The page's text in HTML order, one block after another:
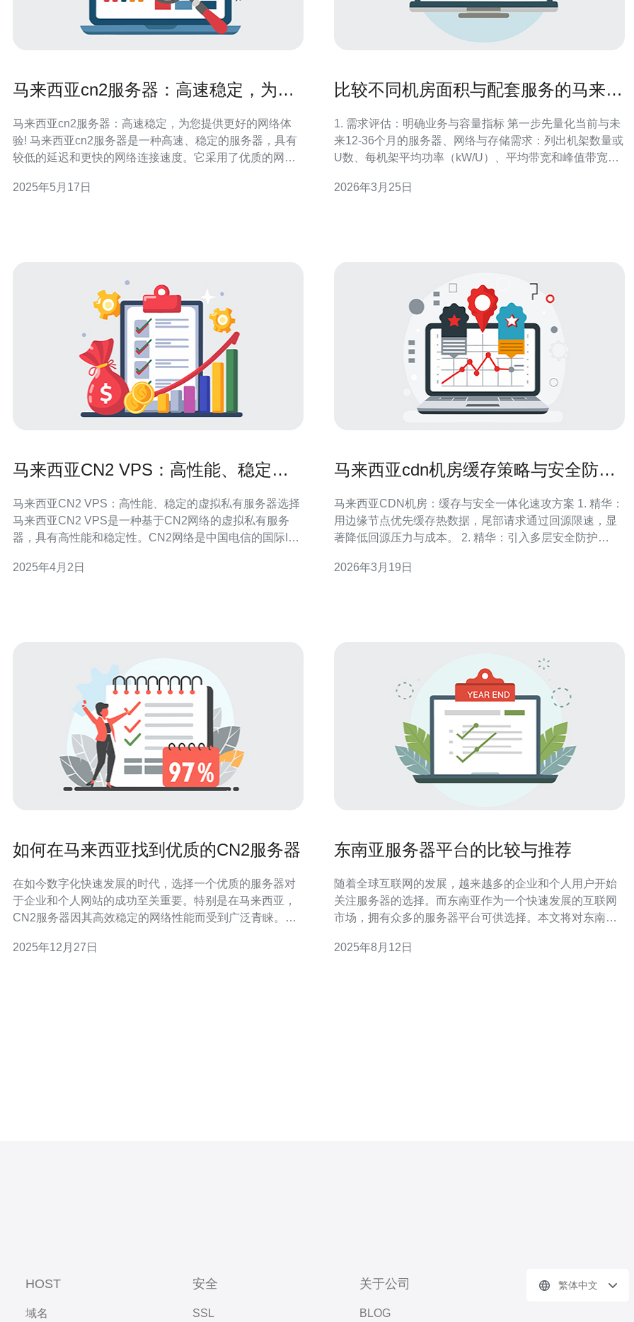
马来西亚cn2服务器：高速稳定，为您
马来西亚cn2服务器：高速稳定，为您提供更好的网络体
验! 马来西亚cn2服务器是一种高速、稳定的服务器，具有
较低的延迟和更快的网络连接速度。它采用了优质的网络
马来西亚cn2服务器采用了优质的网络线路和技术，确保稳
2025年5月17日
比较不同机房面积与配套服务的马来西
1. 需求评估：明确业务与容量指标 第一步先量化当前与未
来12-36个月的服务器、网络与存储需求：列出机架数量或
U数、每机架平均功率（kW/U）、平均带宽和峰值带宽、
U数并记录每台设备的实际耗电（用千瓦表或查看铭
2026年3月25日
马来西亚CN2 VPS：高性能、稳定的
马来西亚CN2 VPS：高性能、稳定的虚拟私有服务器选择
马来西亚CN2 VPS是一种基于CN2网络的虚拟私有服务
器，具有高性能和稳定性。CN2网络是中国电信的国际IP
接。因此，选择马来西亚CN2 VPS可以获得更好的网络体
2025年4月2日
马来西亚cdn机房缓存策略与安全防护
马来西亚CDN机房：缓存与安全一体化速攻方案 1. 精华：
用边缘节点优先缓存热数据，尾部请求通过回源限速，显
著降低回源压力与成本。 2. 精华：引入多层安全防护
与0.5%的误报目标。 3. 精华：结合本地化合规与数据主权
2026年3月19日
如何在马来西亚找到优质的CN2服务器
在如今数字化快速发展的时代，选择一个优质的服务器对
于企业和个人网站的成功至关重要。特别是在马来西亚，
CN2服务器因其高效稳定的网络性能而受到广泛青睐。本
建议。 首先，我们需要了解什么是CN2服务器。
2025年12月27日
东南亚服务器平台的比较与推荐
随着全球互联网的发展，越来越多的企业和个人用户开始
关注服务器的选择。而东南亚作为一个快速发展的互联网
市场，拥有众多的服务器平台可供选择。本文将对东南亚
案。 首先，我们需要了解东南亚服务器的基本特征。东南
2025年8月12日
HOST
域名
安全
SSL
关于公司
BLOG
繁体中文